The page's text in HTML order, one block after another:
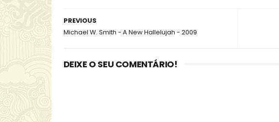
PREVIOUS
Michael W. Smith - A New Hallelujah - 2009
DEIXE O SEU COMENTÁRIO!